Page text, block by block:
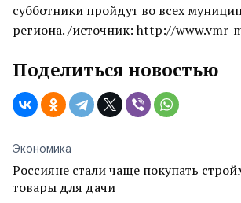
субботники пройдут во всех
региона. /источник: http://www.vmr-
Поделиться новостью
Экономика
Россияне стали чаще покупать
товары для дачи